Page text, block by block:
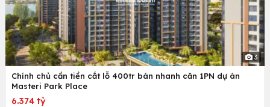
3
Chính chủ cần tiền cắt lỗ 400tr bán nhanh căn 1PN dự án
Masteri Park Place
6.374 tỷ